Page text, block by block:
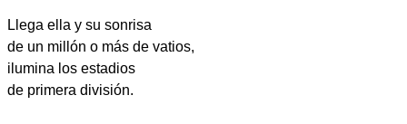
Llega ella y su sonrisa
de un millón o más de vatios,
ilumina los estadios
de primera división.